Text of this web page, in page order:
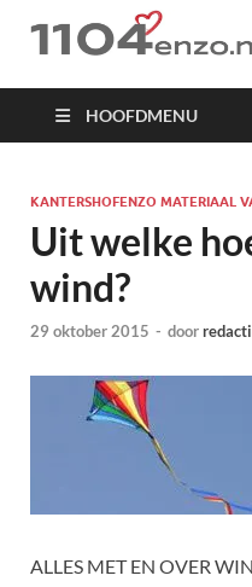
1104 en
HOOFDMENU
KANTERSHOFENZO MATERIAAL
Uit welke
wind?
29 oktober 2015 - door
ALLES MET EN OVER